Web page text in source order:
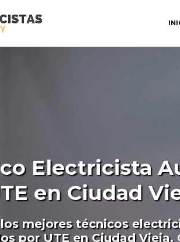
Electricista
en Ciudad
mejores técnicos
por UTE en Ciudad Vieja.